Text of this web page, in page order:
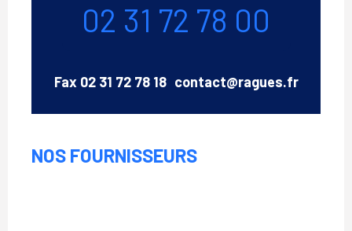
02 31 72 78 00
Fax 02 31 72 78 18 Email
contact@ragues.fr
NOS FOURNISSEURS